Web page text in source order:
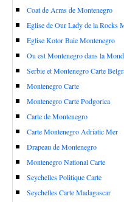
Coat de Arms de Montenegro
Eglise de Our Lady de la Rocks
Eglise Kotor Baie Montenegro
Ou est Montenegro dans la
Serbie et Montenegro Carte
Montenegro Carte
Montenegro Carte Podgorica
Carte de Montenegro
Carte Montenegro Adriatic Mer
Drapeau de Montenegro
Montenegro National Carte
Seychelles Politique Carte
Seychelles Carte Madagascar